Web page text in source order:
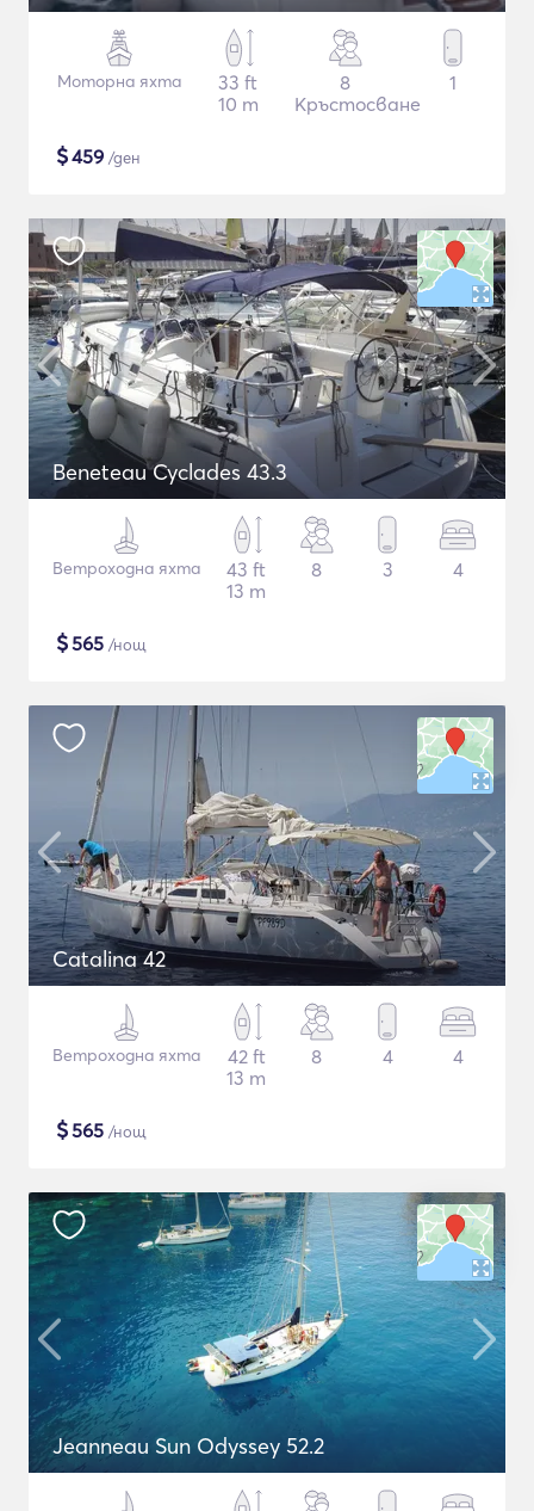
Моторна яхта
33 ft
10 m
8
Кръстосване
1
$459 /ден
Beneteau Cyclades 43.3
Ветроходна яхта
43 ft
13 m
8 3 4
$565 /нощ
Catalina 42
Ветроходна яхта
42 ft
13 m
8 4 4
$565 /нощ
Jeanneau Sun Odyssey 52.2